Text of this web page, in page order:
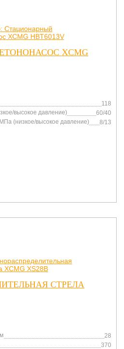
XCMG
118
высокое давление)
60/40
(низкое/высокое давление)
8/13
СТРЕЛА
28
370